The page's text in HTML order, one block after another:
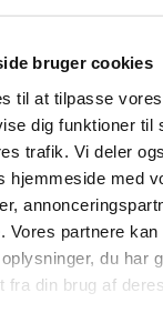
bruger cookies
til at tilpasse
dig funktioner til
trafik. Vi deler
hjemmeside med
Vores partnere
du har
fra din brug af
Zum Webshop gehen
Zum Webshop gehen